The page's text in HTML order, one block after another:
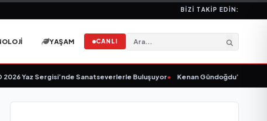
BIZI TAKIP EDIN:
YAŞAM CANLI
Yaz Sergisi’nde Sanatseverlerle Buluşuyor• Kenan Gündoğdu’dan Yeni